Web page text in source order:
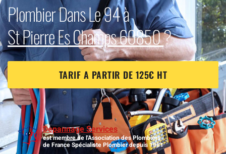
Plombier Dans Le 94 à
St Pierre Es Champs 60850?
TARIF A PARTIR DE 125€ HT
Depannage Services
est membre de l'Association des Plombiers
de France Spécialiste Plombier depuis 1981